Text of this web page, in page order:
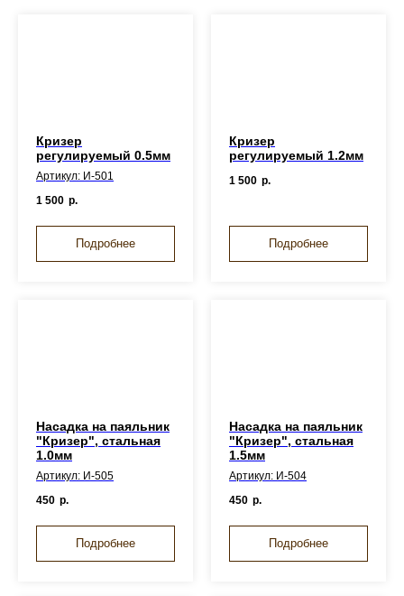
Кризер
регулируемый 0.5мм
Артикул: И-501
1 500 р.
Подробнее
Кризер
регулируемый 1.2мм
1 500 р.
Подробнее
Насадка на паяльник
"Кризер", стальная
1.0мм
Артикул: И-505
450 р.
Подробнее
Насадка на паяльник
"Кризер", стальная
1.5мм
Артикул: И-504
450 р.
Подробнее